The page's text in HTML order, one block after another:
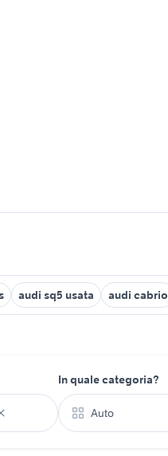
audi sq5 usata audi cabrio
In quale categoria?
Auto